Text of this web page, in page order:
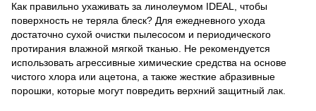
Как правильно ухаживать за линолеумом IDEAL, чтобы
поверхность не теряла блеск? Для ежедневного ухода
достаточно сухой очистки пылесосом и периодического
протирания влажной мягкой тканью. Не рекомендуется
использовать агрессивные химические средства на основе
чистого хлора или ацетона, а также жесткие абразивные
порошки, которые могут повредить верхний защитный лак.